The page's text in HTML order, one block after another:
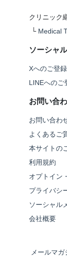
クリニック
└ Medical
ソーシャ
Xへのご登録
LINEへのご
お問い合
お問い合わ
よくあるご
本サイトの
利用規約
オプトイン
プライバシ
ソーシャル
会社概要
メールマガ